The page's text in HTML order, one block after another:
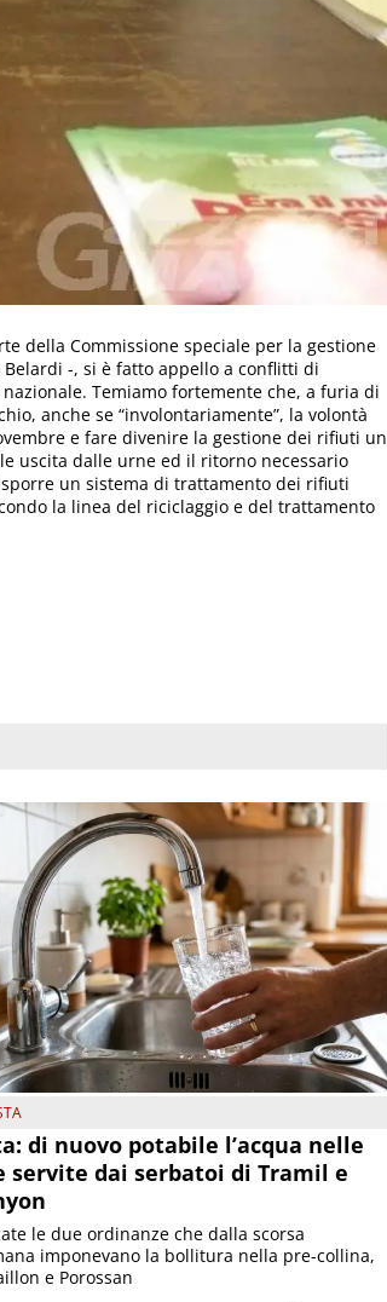
della Commissione speciale per la gestione
-, si è fatto appello a conflitti di
Temiamo fortemente che, a furia di
anche se “involontariamente”, la volontà
e fare divenire la gestione dei rifiuti un
uscita dalle urne ed il ritorno necessario
un sistema di trattamento dei rifiuti
la linea del riciclaggio e del trattamento
di nuovo potabile l’acqua nelle
servite dai serbatoi di Tramil e
le due ordinanze che dalla scorsa
imponevano la bollitura nella pre-collina,
e Porossan